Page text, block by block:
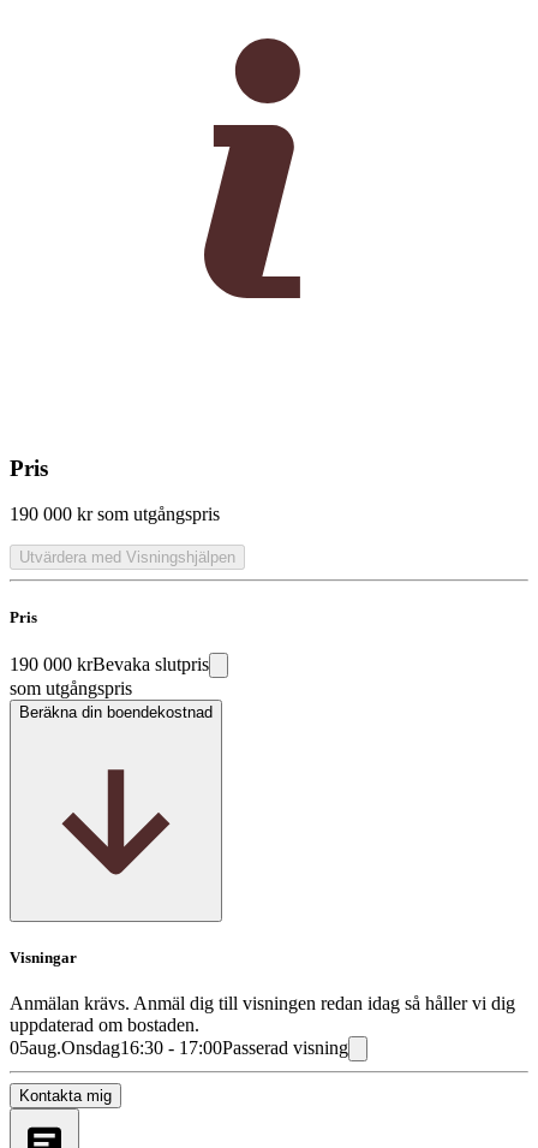
Pris
190 000 kr som utgångspris
Utvärdera med Visningshjälpen
Pris
190 000 krBevaka slutpris
som utgångspris
Beräkna din boendekostnad
Visningar
Anmälan krävs. Anmäl dig till visningen redan idag så håller vi dig
uppdaterad om bostaden.
05aug.Onsdag16:30 - 17:00Passerad visning
Kontakta mig